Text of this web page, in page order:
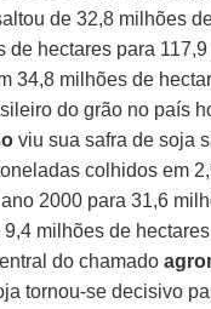
de 32,8 milhões
de hectares para
34,8 milhões de
do grão no país
viu sua safra de soja
colhidos em
2000 para 31,6
milhões de
do chamado
tornou-se decisivo